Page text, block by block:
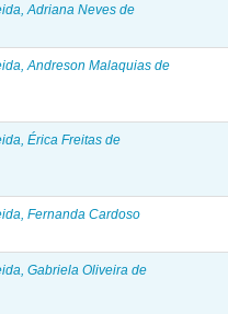
Adriana Neves de
Andreson Malaquias de
Érica Freitas de
Fernanda Cardoso
Gabriela Oliveira de